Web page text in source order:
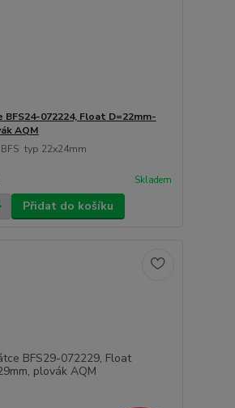
BFS24-072224, Float D=22mm-
AQM
BFS typ 22x24mm
Skladem
Přidat do košíku